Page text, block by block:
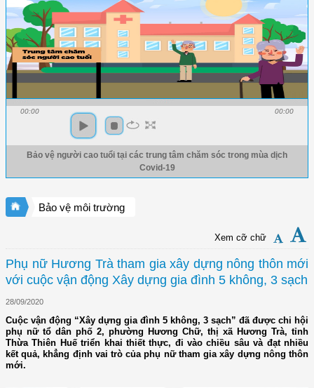
00:00 00:00
Bảo vệ người cao tuổi tại các trung tâm chăm sóc trong mùa dịch
Covid-19
Bảo vệ môi trường
Xem cỡ chữ
Phụ nữ Hương Trà tham gia xây dựng nông thôn mới
với cuộc vận động Xây dựng gia đình 5 không, 3 sạch
28/09/2020
Cuộc vận động “Xây dựng gia đình 5 không, 3 sạch” đã được chi hội
phụ nữ tổ dân phố 2, phường Hương Chữ, thị xã Hương Trà, tỉnh
Thừa Thiên Huế triển khai thiết thực, đi vào chiều sâu và đạt nhiều
kết quả, khẳng định vai trò của phụ nữ tham gia xây dựng nông thôn
mới.